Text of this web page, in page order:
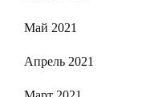
Май 2021
Апрель 2021